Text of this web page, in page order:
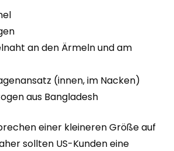
an den Ärmeln und am
(innen, im Nacken)
aus Bangladesh
einer kleineren Größe auf
sollten US-Kunden eine